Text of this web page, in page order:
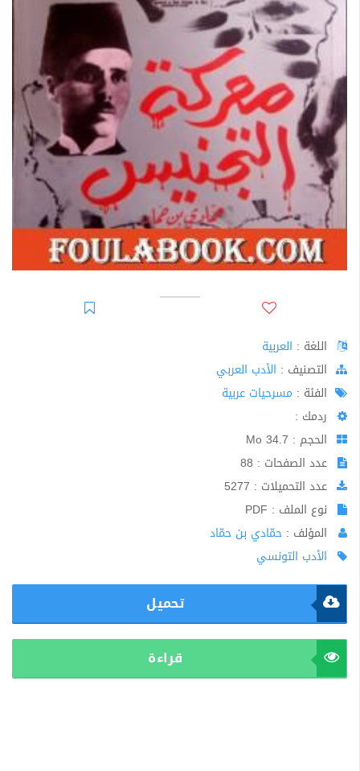
اللغة : العربية
اﻟﺘﺼﻨﻴﻒ : الأدب العربي
الفئة : مسرحيات عربية
ردمك :
الحجم : 34.7 Mo
عدد الصفحات : 88
عدد التحميلات : 5277
نوع الملف : PDF
المؤلف : حمّادي بن حمّاد
الأدب التونسي
تحميل
قراءة